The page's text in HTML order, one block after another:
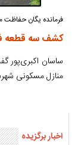
فرمانده يگان
کشف سه قطعه
ساسان اکبری‌پور
منازل مسکونی
اخبار برگزیده